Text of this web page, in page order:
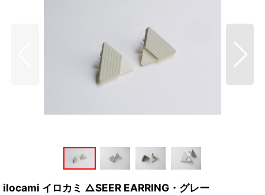
ilocami イロカミ △SEER EARRING・グレー